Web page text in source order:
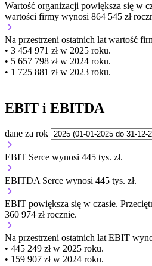
Wartość organizacji powiększa się w
wartości firmy wynosi 864 545 zł
Na przestrzeni ostatnich lat wartość
• 3 454 971 zł w 2025 roku.
• 5 657 798 zł w 2024 roku.
• 1 725 881 zł w 2023 roku.
EBIT i EBITDA
dane za rok
EBIT Serce wynosi 445 tys. zł.
EBITDA Serce wynosi 445 tys. zł.
EBIT powiększa się w czasie.
360 974 zł rocznie.
Na przestrzeni ostatnich lat EBIT
• 445 249 zł w 2025 roku.
• 159 907 zł w 2024 roku.